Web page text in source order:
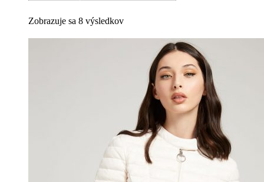
Zobrazuje sa 8 výsledkovSorted
latest